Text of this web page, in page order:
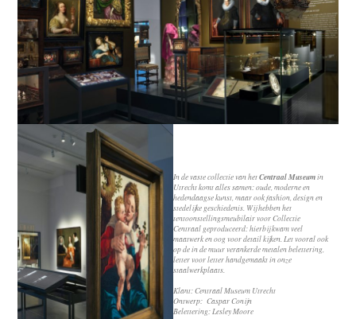
In de vaste collectie van hetCentraal Museumin
Utrecht komt alles samen: oude, moderne en
hedendaagse kunst, maar ook fashion, design en
stedelijke geschiedenis. Wij hebben het
tentoonstellingsmeubilair voorCollectie
Centraal geproduceerd: hierbij kwam veel
maatwerk en oog voor detail kijken. Let vooral ook
op de in de muur verankerde metalen belettering,
letter voor letter handgemaakt in onze
staalwerkplaats.
Klant:Centraal Museum Utrecht
Ontwerp: Caspar Conijn
Belettering:Lesley Moore